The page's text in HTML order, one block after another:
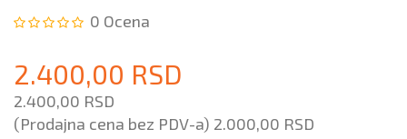
0 Ocena
2.400,00 RSD
2.400,00 RSD
(Prodajna cena bez PDV-a) 2.000,00 RSD